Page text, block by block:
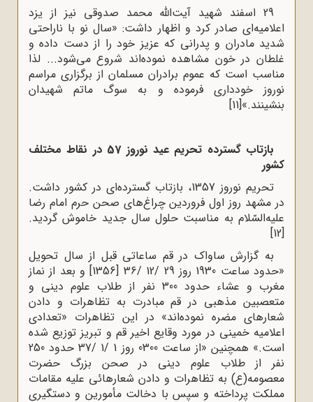
29 اسفند شهید آیت‌الله محمد صدوقی‌ نیز از یزد
اعلامیه‌ای صادر کرد و اظهار داشت: «سال‌ نو با ناراحتی‌
شدید مادران‌ و پدرانی‌ که‌ عزیز خود را از دست‌ داده‌ و
غلطان‌ در خون‌ مشاهده‌ نموده‌اند شروع‌ می‌شود... لذا
مناسب‌ است‌ که‌ عموم‌ برادران‌ مسلمان‌ از برگزاری‌ مراسم‌
نوروز خودداری‌ فرموده‌ و به‌ سوگ‌ ماتم‌ شهیدان‌
بنشینند.»[11]
بازتاب گسترده تحریم عید نوروز 57 در نقاط مختلف
کشور
تحریم نوروز 1357، بازتاب گسترده‌ای در کشور داشت.
در مشهد روز اول فروردین چراغ‌های صحن حرم امام رضا
علیه‌السّلام به مناسبت حلول سال جدید خاموش گردید.
[12]
به گزارش ساواک در قم ساعاتی قبل از سال تحویل
«حدود ساعت 1930 روز 29 /12 /36 [1356] و بعد از نماز
مغرب و عشاء حدود 300 نفر از طلاب علوم دینی و
متعصبین مذهبی در قم مبادرت به تظاهرات و دادن
شعارهای مضره نموده‌اند» در این تظاهرات «تعدادی
اعلامیه خمینی در مورد وقایع اخیر قم و تبریز توزیع شده
است.» همچنین «از ساعت 0300 روز 1 /1 /37 حدود 250
نفر از طلاب علوم دینی در صحن بزرگ حضرت
معصومه(ع) به تظاهرات و دادن شعارهائی علیه مقامات
مملکت پرداخته و سپس با دخالت مأمورین و دستگیری